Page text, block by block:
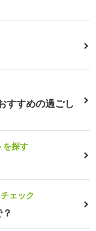
すすめの過ごし
を探す
ェック